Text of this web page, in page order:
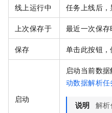
线上运行中 任务上线后，
上次保存于 最近一次保存
保存 单击此按钮，
启动
启动当前数
动数据解析任
说明 解